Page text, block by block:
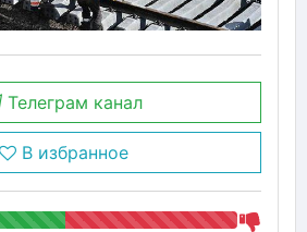
Телеграм канал
В избранное